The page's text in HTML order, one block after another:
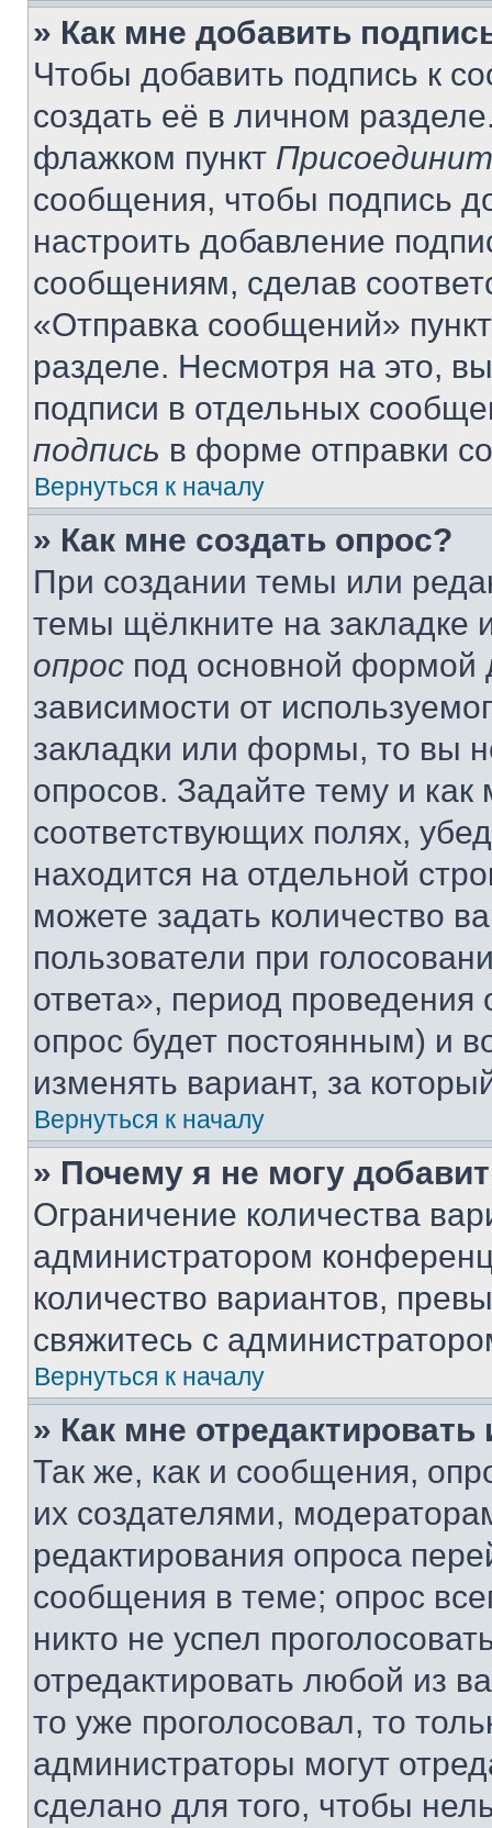
» Как мне добавить
Чтобы добавить подпись к
создать её в личном
флажком пункт
сообщения, чтобы подпись
настроить добавление
сообщениям, сделав
«Отправка сообщений»
разделе. Несмотря на это,
подписи в отдельных
подпись в форме отправки
Вернуться к началу
» Как мне создать опрос?
При создании темы или
темы щёлкните на
опрос под основной формой
зависимости от
закладки или формы, то вы
опросов. Задайте тему и
соответствующих полях,
находится на отдельной
можете задать количество
пользователи при
ответа», период проведения
опрос будет постоянным) и
изменять вариант, за
Вернуться к началу
» Почему я не могу
Ограничение количества
администратором
количество вариантов,
свяжитесь с
Вернуться к началу
» Как мне
Так же, как и сообщения,
их создателями,
редактирования опроса
сообщения в теме; опрос
никто не успел
отредактировать любой из
то уже проголосовал, то
администраторы могут
сделано для того, чтобы